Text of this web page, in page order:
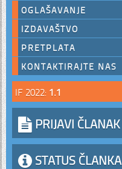
OGLAŠAVANJE
IZDAVAŠTVO
PRETPLATA
KONTAKTIRAJTE NAS
IF 2022: 1.1
PRIJAVI ČLANAK
STATUS ČLANKA